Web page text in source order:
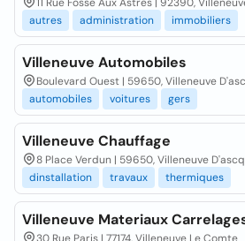
autres
administration immobiliers
Villeneuve Automobiles
Boulevard Ouest | 59650, Villeneuve
automobiles
voitures gers
Villeneuve Chauffage
8 Place Verdun | 59650, Villeneuve D'ascq
dinstallation
travaux thermiques
Villeneuve Materiaux